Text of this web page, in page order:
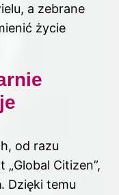
a zebrane
życie
od razu
Citizen”,
. Dzięki temu